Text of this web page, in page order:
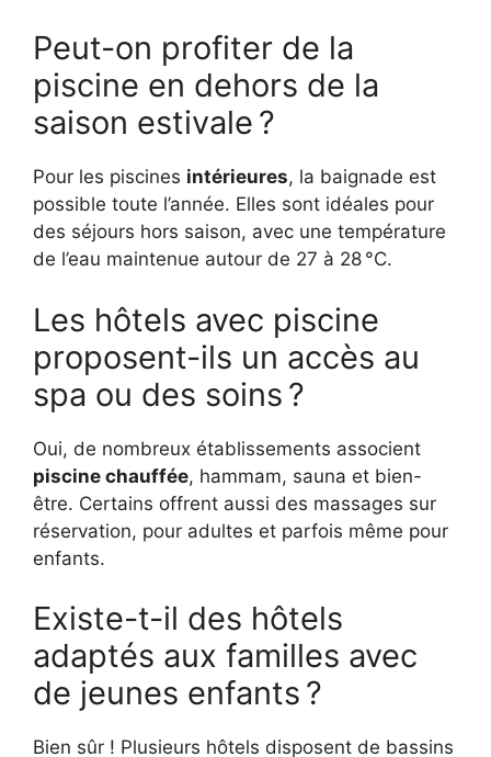
Peut-on profiter de la
piscine en dehors de la
saison estivale ?
Pour les piscines intérieures, la baignade est
possible toute l’année. Elles sont idéales pour
des séjours hors saison, avec une température
de l’eau maintenue autour de 27 à 28 °C.
Les hôtels avec piscine
proposent-ils un accès au
spa ou des soins ?
Oui, de nombreux établissements associent
piscine chauffée, hammam, sauna et bien-
être. Certains offrent aussi des massages sur
réservation, pour adultes et parfois même pour
enfants.
Existe-t-il des hôtels
adaptés aux familles avec
de jeunes enfants ?
Bien sûr ! Plusieurs hôtels disposent de bassins